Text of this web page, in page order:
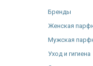
Бренды
Женская
Мужская
Уход и гигиена